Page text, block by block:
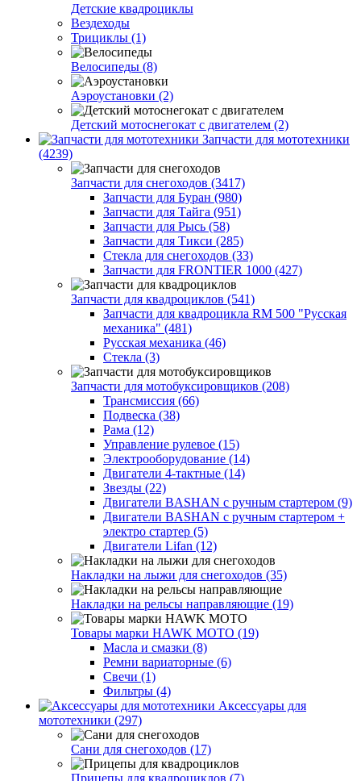
Детские квадроциклы
Вездеходы
Трициклы (1)
Велосипеды (8)
Аэроустановки (2)
Детский мотоснегокат с двигателем (2)
Запчасти для мототехники
(4239)
Запчасти для снегоходов (3417)
Запчасти для Буран (980)
Запчасти для Тайга (951)
Запчасти для Рысь (58)
Запчасти для Тикси (285)
Стекла для снегоходов (33)
Запчасти для FRONTIER 1000 (427)
Запчасти для квадроциклов (541)
Запчасти для квадроцикла RM 500 "Русская
механика" (481)
Русская механика (46)
Стекла (3)
Запчасти для мотобуксировщиков (208)
Трансмиссия (66)
Подвеска (38)
Рама (12)
Управление рулевое (15)
Электрооборудование (14)
Двигатели 4-тактные (14)
Звезды (22)
Двигатели BASHAN с ручным стартером (9)
Двигатели BASHAN с ручным стартером +
электро стартер (5)
Двигатели Lifan (12)
Накладки на лыжи для снегоходов (35)
Накладки на рельсы направляющие (19)
Товары марки HAWK MOTO (19)
Масла и смазки (8)
Ремни вариаторные (6)
Свечи (1)
Фильтры (4)
Аксессуары для
мототехники (297)
Сани для снегоходов (17)
Прицепы для квадроциклов (7)